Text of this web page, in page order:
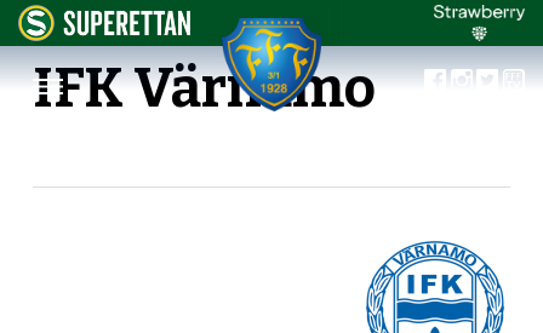
IFK Värnamo